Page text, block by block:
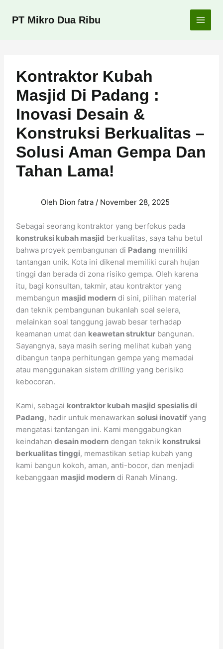
PT Mikro Dua Ribu
Kontraktor Kubah
Masjid Di Padang :
Inovasi Desain &
Konstruksi Berkualitas –
Solusi Aman Gempa Dan
Tahan Lama!
Oleh Dion fatra / November 28, 2025
Sebagai seorang kontraktor yang berfokus pada
konstruksi kubah masjid berkualitas, saya tahu betul
bahwa proyek pembangunan di Padang memiliki
tantangan unik. Kota ini dikenal memiliki curah hujan
tinggi dan berada di zona risiko gempa. Oleh karena
itu, bagi konsultan, takmir, atau kontraktor yang
membangun masjid modern di sini, pilihan material
dan teknik pembangunan bukanlah soal selera,
melainkan soal tanggung jawab besar terhadap
keamanan umat dan keawetan struktur bangunan.
Sayangnya, saya masih sering melihat kubah yang
dibangun tanpa perhitungan gempa yang memadai
atau menggunakan sistemdrilling yang berisiko
kebocoran.
Kami, sebagai kontraktor kubah masjid spesialis di
Padang, hadir untuk menawarkansolusi inovatif yang
mengatasi tantangan ini. Kami menggabungkan
keindahandesain modern dengan teknik konstruksi
berkualitas tinggi, memastikan setiap kubah yang
kami bangun kokoh, aman, anti-bocor, dan menjadi
kebanggaan masjid modern di Ranah Minang.